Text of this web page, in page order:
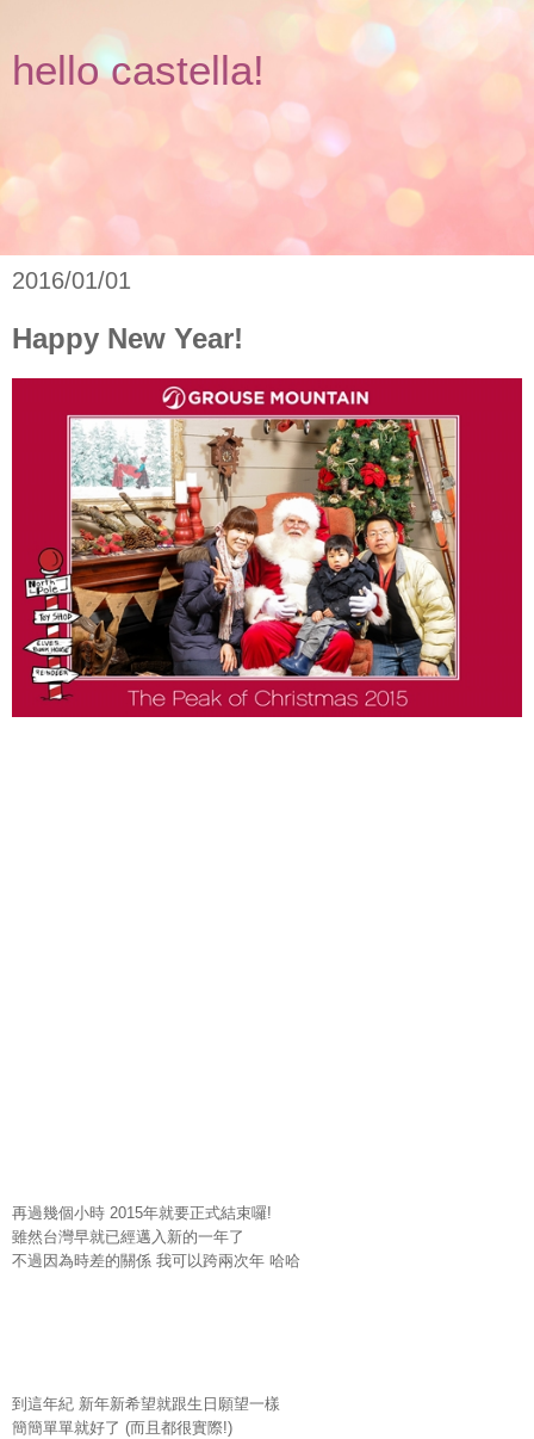
hello castella!
2016/01/01
Happy New Year!
再過幾個小時 2015年就要正式結束囉!
雖然台灣早就已經邁入新的一年了
不過因為時差的關係 我可以跨兩次年 哈哈
到這年紀 新年新希望就跟生日願望一樣
簡簡單單就好了 (而且都很實際!)